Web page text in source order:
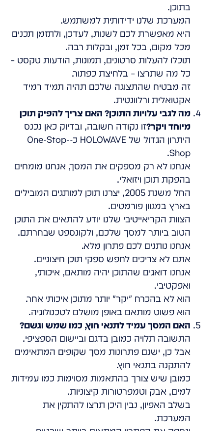
בתוכן.
המערכת שלנו ידידותית למשתמש.
היא מאפשרת לכם לשנות, לעדכן, ולתזמן תכנים
מכל מקום, בכל זמן, ובקלות רבה.
תוכלו להעלות סרטונים, תמונות, הודעות טקסט –
כל מה שתרצו – בלחיצת כפתור.
זה מבטיח שהתצוגה שלכם תהיה תמיד רמיד
אקטואלית ורלוונטית.
מה לגבי עלויות התוכן? האם צריך להפיק תוכן
מיוחד ויקר?זו נקודה חשובה, ובדיוק כאן נכנס
היתרון הגדול של HOLOWAVE כ-One-Stop-
Shop.
אנחנו לא רק מספקים את המסך, אנחנו מומחים
בהפקת תוכן ויזואלי.
החל משנת 2005, יצרנו תוכן למותגים המובילים
בארץ במגוון פורמטים.
הצוות הקריאייטיבי שלנו יודע להתאים את התוכן
הטוב ביותר למסך שלכם, ולקונספט שבחרתם.
אנחנו נותנים לכם פתרון מלא.
אתם לא צריכים לחפש ספקי תוכן חיצוניים.
אנחנו דואגים שהתוכן יהיה מותאם, איכותי,
ואפקטיבי.
הוא לא בהכרח "יקר" יותר מתוכן איכותי אחר.
הוא פשוט מותאם באופן מושלם לטכנולוגיה.
האם המסך עמיד לתנאי חוץ, כמו שמש וגשם?
התשובה תלויה כמובן בדגם וביישום הספציפי.
אבל כן, ישנם פתרונות מסך שקופים המתאימים
להתקנה בתנאי חוץ.
כמובן שיש צורך בהתאמות מסוימות כמו עמידות
למים, אבק וטמפרטורות קיצוניות.
בשלב האפיון, נבין היכן תרצו להתקין את
המערכת.